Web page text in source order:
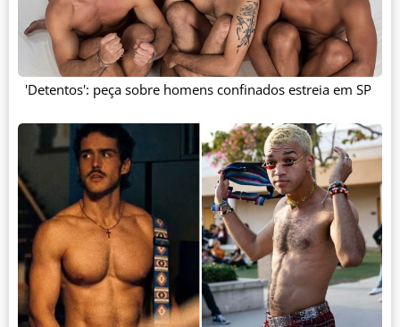
'Detentos': peça sobre homens confinados estreia em SP